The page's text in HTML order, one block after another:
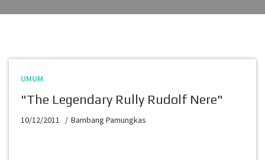
UMUM
"The Legendary Rully Rudolf Nere"
10/12/2011 Bambang Pamungkas